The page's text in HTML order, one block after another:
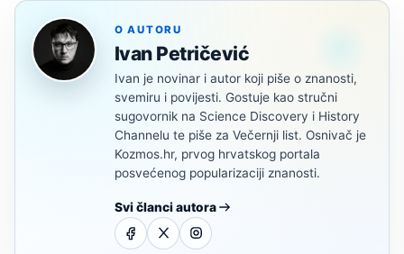
O AUTORU
Ivan Petričević
Ivan je novinar i autor koji piše o znanosti,
svemiru i povijesti. Gostuje kao stručni
sugovornik na Science Discovery i History
Channelu te piše za Večernji list. Osnivač je
Kozmos.hr, prvog hrvatskog portala
posvećenog popularizaciji znanosti.
Svi članci autora